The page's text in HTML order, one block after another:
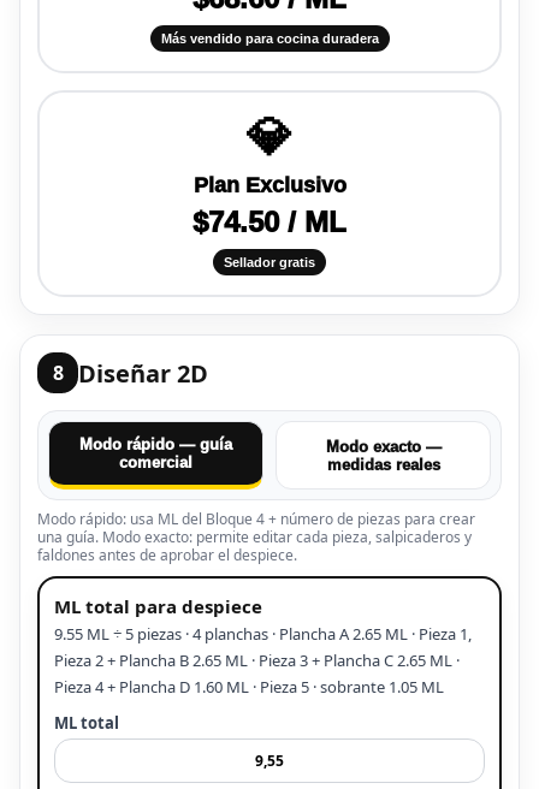
Más vendido para cocina duradera
💎
Plan Exclusivo
$74.50 / ML
Sellador gratis
8 Diseñar 2D
Modo rápido — guía
comercial
Modo exacto —
medidas reales
Modo rápido: usa ML del Bloque 4 + número de piezas para crear
una guía. Modo exacto: permite editar cada pieza, salpicaderos y
faldones antes de aprobar el despiece.
ML total para despiece
9.55 ML ÷ 5 piezas · 4 planchas · Plancha A 2.65 ML · Pieza 1,
Pieza 2 + Plancha B 2.65 ML · Pieza 3 + Plancha C 2.65 ML ·
Pieza 4 + Plancha D 1.60 ML · Pieza 5 · sobrante 1.05 ML
ML total